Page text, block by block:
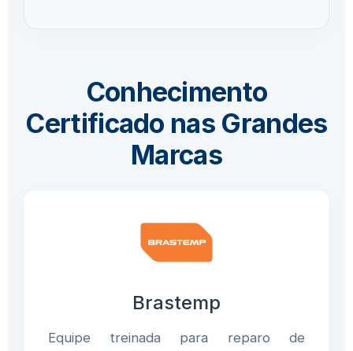
Conhecimento
Certificado nas Grandes
Marcas
Brastemp
Equipe treinada para reparo de